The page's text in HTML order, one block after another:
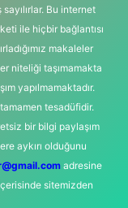
Bu internet
ile hiçbir bağlantısı
makaleler
niteliği taşımamakta
yapılmamaktadır.
tesadüfidir.
bir bilgi paylaşım
aykırı olduğunu
adresine
sitemizden